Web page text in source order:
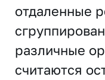
отдаленные
различные
считаются